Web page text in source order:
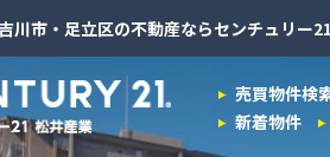
川市・足立区の不動産ならセンチュリー
売買物件検
新着物件